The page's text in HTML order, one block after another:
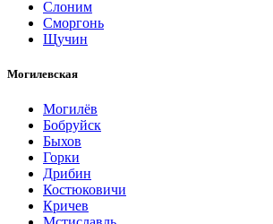
Слоним
Сморгонь
Щучин
Могилевская
Могилёв
Бобруйск
Быхов
Горки
Дрибин
Костюковичи
Кричев